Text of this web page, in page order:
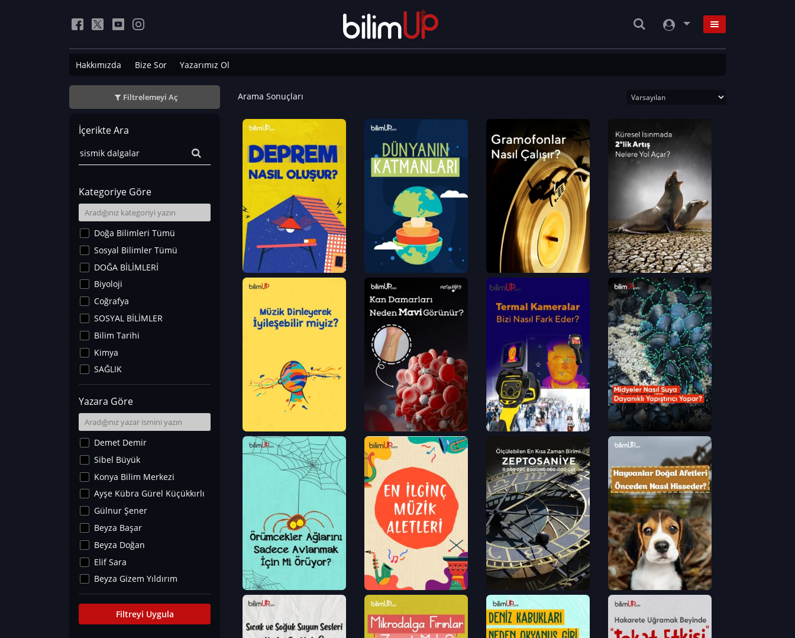
Hakkımızda Bize Sor Yazarımız Ol
Filtrelemeyi Aç
İçerikte Ara
Kategoriye Göre
Doğa Bilimleri Tümü
Sosyal Bilimler Tümü
DOĞA BİLİMLERİ
Biyoloji
Coğrafya
SOSYAL BİLİMLER
Bilim Tarihi
Kimya
SAĞLIK
Sanat Tarihi
Fizik
Yer Bilimleri
Astronomi ve Uzay
Noroloji
Matematik
Teknoloji
İklim Değişikliği
Arkeoloji
Kültür&Sanat
Yaşam Tavsiyeleri
Merakoloji
Eğitim Bilimleri
Yazara Göre
Demet Demir
Sibel Büyük
Konya Bilim Merkezi
Ayşe Kübra Gürel Küçükkırlı
Gülnur Şener
Beyza Başar
Beyza Doğan
Elif Sara
Beyza Gizem Yıldırım
İlknur İyigökler
Büşra Elif Kıvrak
Filtreyi Uygula
Arama Sonuçları